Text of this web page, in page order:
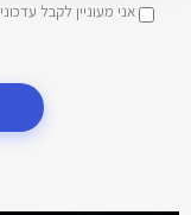
אני מעוניין לקבל